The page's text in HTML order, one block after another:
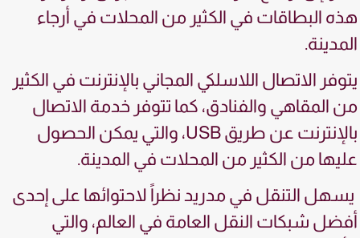
هذه البطاقات في الكثير من المحلات في أرجاء
المدينة.
يتوفر الاتصال اللاسلكي المجاني بالإنترنت في الكثير
من المقاهي والفنادق، كما تتوفر خدمة الاتصال
بالإنترنت عن طريق USB، والتي يمكن الحصول
عليها من الكثير من المحلات في المدينة.
يسهل التنقل في مدريد نظراً لاحتوائها على إحدى
أفضل شبكات النقل العامة في العالم، والتي